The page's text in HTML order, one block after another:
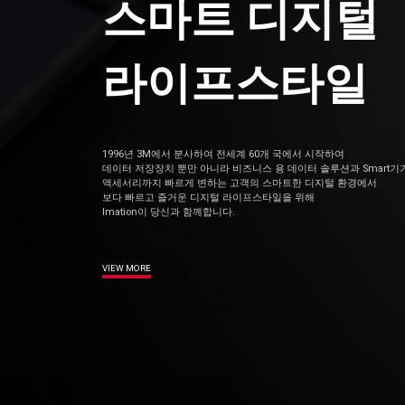
스마트 디지털
라이프스타일
1996년 3M에서 분사하여 전세계 60개 국에서 시작하여
데이터 저장장치 뿐만 아니라 비즈니스 용 데이터 솔루션과 Smart기
액세서리까지 빠르게 변하는 고객의 스마트한 디지털 환경에서
보다 빠르고 즐거운 디지털 라이프스타일을 위해
Imation이 당신과 함께합니다.
VIEW MORE